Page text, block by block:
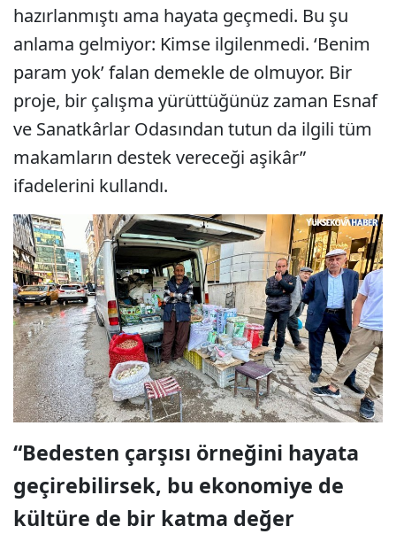
hazırlanmıştı ama hayata geçmedi. Bu şu
anlama gelmiyor: Kimse ilgilenmedi. ‘Benim
param yok’ falan demekle de olmuyor. Bir
proje, bir çalışma yürüttüğünüz zaman Esnaf
ve Sanatkârlar Odasından tutun da ilgili tüm
makamların destek vereceği aşikâr”
ifadelerini kullandı.
“Bedesten çarşısı örneğini hayata
geçirebilirsek, bu ekonomiye de
kültüre de bir katma değer